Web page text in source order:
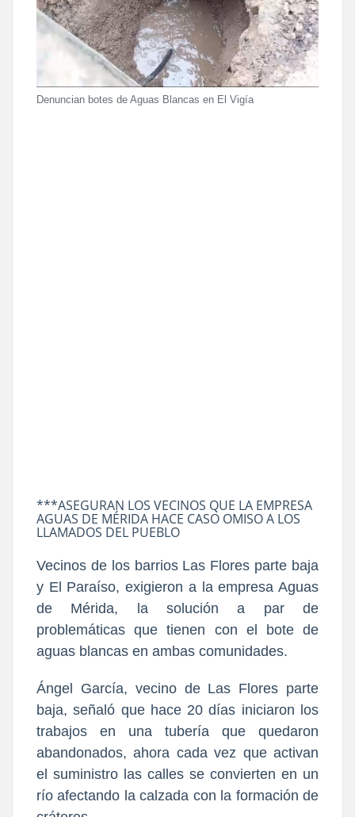
Denuncian botes de Aguas Blancas en El Vigía
***ASEGURAN LOS VECINOS QUE LA EMPRESA
AGUAS DE MÉRIDA HACE CASO OMISO A LOS
LLAMADOS DEL PUEBLO
Vecinos de los barrios Las Flores parte baja
y El Paraíso, exigieron a la empresa Aguas
de Mérida, la solución a par de
problemáticas que tienen con el bote de
aguas blancas en ambas comunidades.
Ángel García, vecino de Las Flores parte
baja, señaló que hace 20 días iniciaron los
trabajos en una tubería que quedaron
abandonados, ahora cada vez que activan
el suministro las calles se convierten en un
río afectando la calzada con la formación de